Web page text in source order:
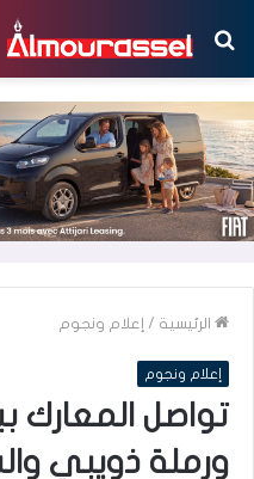
بحث
عن
الرئيسية / إعلام ونجوم
إعلام ونجوم
تواصل المعارك
ورملة ذويبي